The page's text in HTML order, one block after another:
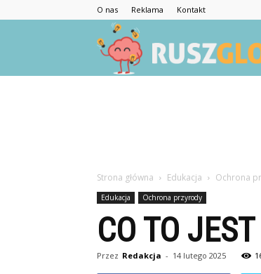
O nas Reklama Kontakt
Strona główna Edukacja Ochrona
Edukacja Ochrona przyrody
CO TO
Przez Redakcja - 14 lutego 2025